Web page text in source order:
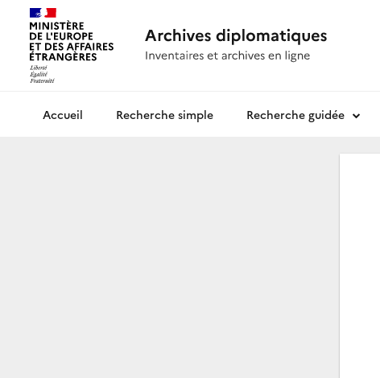
Archives diplomatiquesRecherche simple Recherche guidée